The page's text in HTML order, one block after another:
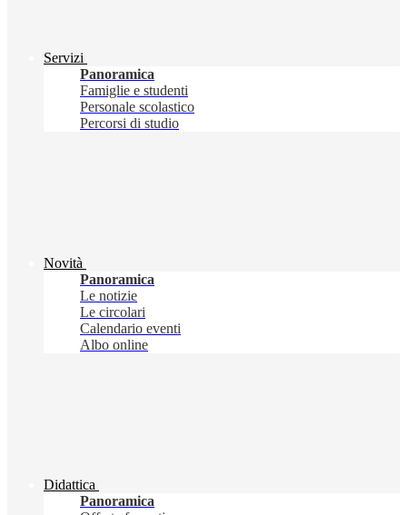
Servizi
Panoramica
Famiglie e studenti
Personale scolastico
Percorsi di studio
Novità
Panoramica
Le notizie
Le circolari
Calendario eventi
Albo online
Didattica
Panoramica